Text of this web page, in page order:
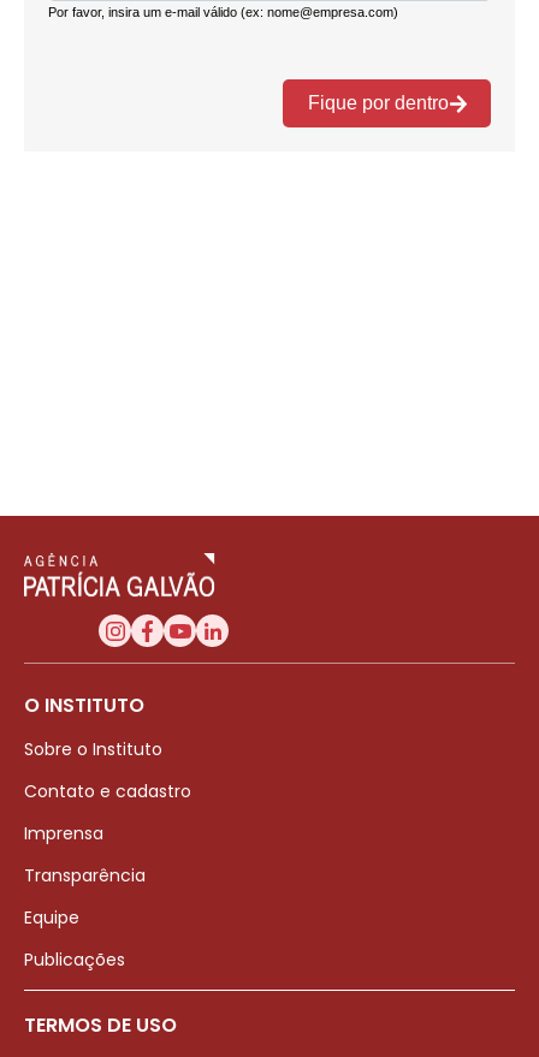
O INSTITUTO
Sobre o Instituto
Contato e cadastro
Imprensa
Transparência
Equipe
Publicações
TERMOS DE USO